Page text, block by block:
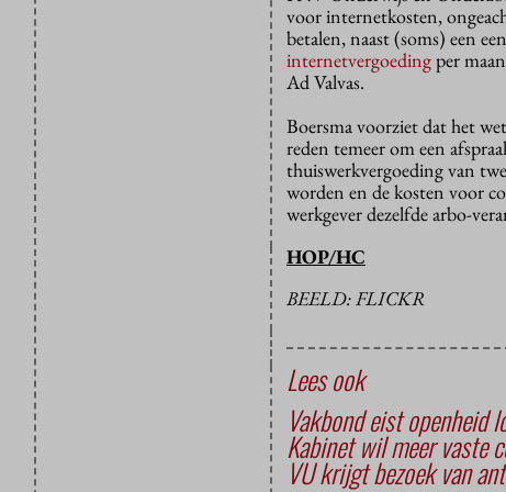
voor internetkosten,
betalen, naast (soms) een
internetvergoedingper
Ad Valvas.
Boersma voorziet dat het
reden temeer om een
thuiswerkvergoeding van
worden en de kosten voor
werkgever dezelfde arbo-
HOP/HC
BEELD: FLICKR
Lees ook
Vakbond eist openheid
Kabinet wil meer vaste
VU krijgt bezoek van